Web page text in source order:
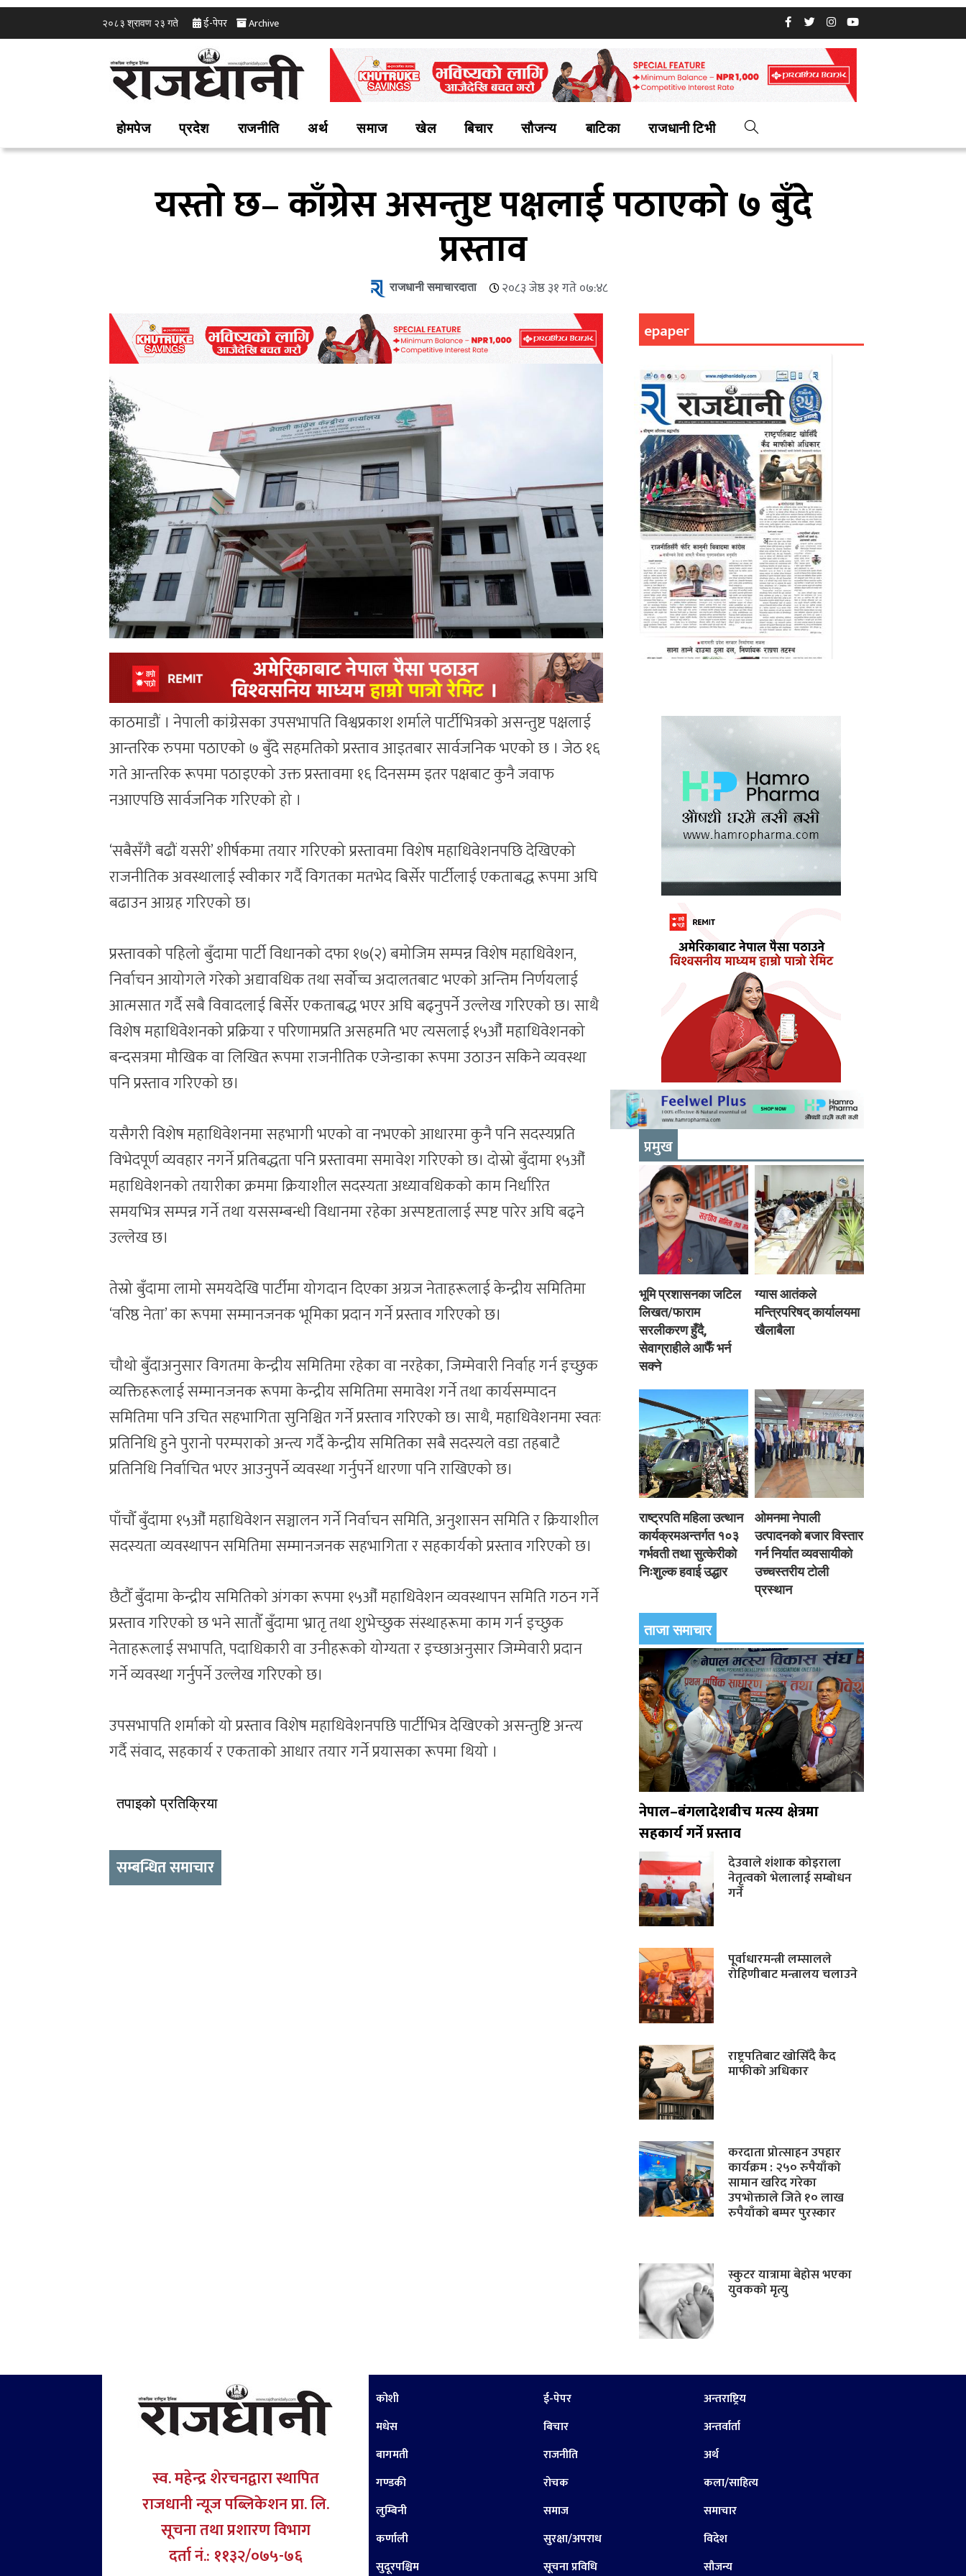
२०८३ श्रावण २३ गते ई-पेपर Archive
होमपेज प्रदेश राजनीति अर्थ समाज खेल बिचार सौजन्य बाटिका राजधानी टिभी
यस्तो छ– काँग्रेस असन्तुष्ट पक्षलाई पठाएको ७ बुँदे
प्रस्ताव
राजधानी समाचारदाता २०८३ जेष्ठ ३१ गते ०७:४८
काठमाडौं । नेपाली कांग्रेसका उपसभापति विश्वप्रकाश शर्माले पार्टीभित्रको असन्तुष्ट पक्षलाई
आन्तरिक रुपमा पठाएको ७ बुँदे सहमतिको प्रस्ताव आइतबार सार्वजनिक भएको छ । जेठ १६
गते आन्तरिक रूपमा पठाइएको उक्त प्रस्तावमा १६ दिनसम्म इतर पक्षबाट कुनै जवाफ
नआएपछि सार्वजनिक गरिएको हो ।
‘सबैसँगै बढौं यसरी’ शीर्षकमा तयार गरिएको प्रस्तावमा विशेष महाधिवेशनपछि देखिएको
राजनीतिक अवस्थालाई स्वीकार गर्दै विगतका मतभेद बिर्सेर पार्टीलाई एकताबद्ध रूपमा अघि
बढाउन आग्रह गरिएको छ।
प्रस्तावको पहिलो बुँदामा पार्टी विधानको दफा १७(२) बमोजिम सम्पन्न विशेष महाधिवेशन,
निर्वाचन आयोगले गरेको अद्यावधिक तथा सर्वोच्च अदालतबाट भएको अन्तिम निर्णयलाई
आत्मसात गर्दै सबै विवादलाई बिर्सेर एकताबद्ध भएर अघि बढ्नुपर्ने उल्लेख गरिएको छ। साथै
विशेष महाधिवेशनको प्रक्रिया र परिणामप्रति असहमति भए त्यसलाई १५औँ महाधिवेशनको
बन्दसत्रमा मौखिक वा लिखित रूपमा राजनीतिक एजेन्डाका रूपमा उठाउन सकिने व्यवस्था
पनि प्रस्ताव गरिएको छ।
यसैगरी विशेष महाधिवेशनमा सहभागी भएको वा नभएको आधारमा कुनै पनि सदस्यप्रति
विभेदपूर्ण व्यवहार नगर्ने प्रतिबद्धता पनि प्रस्तावमा समावेश गरिएको छ। दोस्रो बुँदामा १५औँ
महाधिवेशनको तयारीका क्रममा क्रियाशील सदस्यता अध्यावधिकको काम निर्धारित
समयभित्र सम्पन्न गर्ने तथा यससम्बन्धी विधानमा रहेका अस्पष्टतालाई स्पष्ट पारेर अघि बढ्ने
उल्लेख छ।
तेस्रो बुँदामा लामो समयदेखि पार्टीमा योगदान दिएका अग्रज नेताहरूलाई केन्द्रीय समितिमा
‘वरिष्ठ नेता’ का रूपमा सम्मानजनक भूमिका प्रदान गर्ने प्रस्ताव गरिएको छ।
चौथो बुँदाअनुसार विगतमा केन्द्रीय समितिमा रहेका वा नरहेका, जिम्मेवारी निर्वाह गर्न इच्छुक
व्यक्तिहरूलाई सम्मानजनक रूपमा केन्द्रीय समितिमा समावेश गर्ने तथा कार्यसम्पादन
समितिमा पनि उचित सहभागिता सुनिश्चित गर्ने प्रस्ताव गरिएको छ। साथै, महाधिवेशनमा स्वतः
प्रतिनिधि हुने पुरानो परम्पराको अन्त्य गर्दै केन्द्रीय समितिका सबै सदस्यले वडा तहबाटै
प्रतिनिधि निर्वाचित भएर आउनुपर्ने व्यवस्था गर्नुपर्ने धारणा पनि राखिएको छ।
पाँचौँ बुँदामा १५औँ महाधिवेशन सञ्चालन गर्ने निर्वाचन समिति, अनुशासन समिति र क्रियाशील
सदस्यता व्यवस्थापन समितिमा सम्मानजनक सहभागिता र सहकार्यको प्रस्ताव गरिएको छ।
छैटौँ बुँदामा केन्द्रीय समितिको अंगका रूपमा १५औँ महाधिवेशन व्यवस्थापन समिति गठन गर्ने
प्रस्ताव गरिएको छ भने सातौँ बुँदामा भ्रातृ तथा शुभेच्छुक संस्थाहरूमा काम गर्न इच्छुक
नेताहरूलाई सभापति, पदाधिकारी वा उनीहरूको योग्यता र इच्छाअनुसार जिम्मेवारी प्रदान
गर्ने व्यवस्था गर्नुपर्ने उल्लेख गरिएको छ।
उपसभापति शर्माको यो प्रस्ताव विशेष महाधिवेशनपछि पार्टीभित्र देखिएको असन्तुष्टि अन्त्य
गर्दै संवाद, सहकार्य र एकताको आधार तयार गर्ने प्रयासका रूपमा थियो ।
तपाइको प्रतिक्रिया
सम्बन्धित समाचार
epaper
प्रमुख
भूमि प्रशासनका जटिल
लिखत/फाराम
सरलीकरण हुँदै,
सेवाग्राहीले आफैँ भर्न
सक्ने
ग्यास आतंकले
मन्त्रिपरिषद् कार्यालयमा
खैलाबैला
राष्ट्रपति महिला उत्थान
कार्यक्रमअन्तर्गत १०३
गर्भवती तथा सुत्केरीको
निःशुल्क हवाई उद्धार
ओमनमा नेपाली
उत्पादनको बजार विस्तार
गर्न निर्यात व्यवसायीको
उच्चस्तरीय टोली
प्रस्थान
ताजा समाचार
नेपाल–बंगलादेशबीच मत्स्य क्षेत्रमा
सहकार्य गर्ने प्रस्ताव
देउवाले शंशाक कोइराला
नेतृत्वको भेलालाई सम्बोधन
गर्ने
पूर्वाधारमन्त्री लम्सालले
रोहिणीबाट मन्त्रालय चलाउने
राष्ट्रपतिबाट खोसिँदै कैद
माफीको अधिकार
करदाता प्रोत्साहन उपहार
कार्यक्रम : २५० रुपैयाँको
सामान खरिद गरेका
उपभोक्ताले जिते १० लाख
रुपैयाँको बम्पर पुरस्कार
स्कुटर यात्रामा बेहोस भएका
युवकको मृत्यु
स्व. महेन्द्र शेरचनद्वारा स्थापित
राजधानी न्यूज पब्लिकेशन प्रा. लि.
सूचना तथा प्रशारण विभाग
दर्ता नं.: ११३२/०७५-७६
कोशी
मधेस
बागमती
गण्डकी
लुम्बिनी
कर्णाली
सुदूरपश्चिम
ई-पेपर
बिचार
राजनीति
रोचक
समाज
सुरक्षा/अपराध
सूचना प्रविधि
अन्तराष्ट्रिय
अन्तर्वार्ता
अर्थ
कला/साहित्य
समाचार
विदेश
सौजन्य